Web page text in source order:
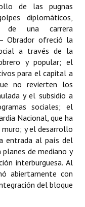
de las pugnas
diplomáticos,
de una carrera
Obrador ofreció la
a través de la
y popular; el
para el capital a
no revierten los
y el subsidio a
sociales; el
Nacional, que ha
y el desarrollo
entrada al país del
de mediano y
interburguesa. Al
abiertamente con
del bloque